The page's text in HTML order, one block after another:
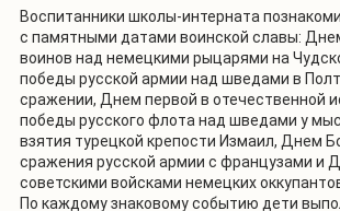
Воспитанники школы-интерната
с памятными датами воинской славы:
воинов над немецкими рыцарями на
победы русской армии над шведами в
сражении, Днем первой в отечественной
победы русского флота над шведами у
взятия турецкой крепости Измаил, Днем
сражения русской армии с французами и
советскими войсками немецких
По каждому знаковому событию дети